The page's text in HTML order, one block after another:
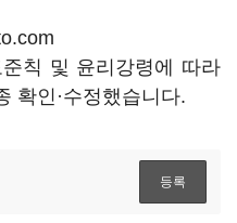
칙 및 윤리강령에 따라
확인·수정했습니다.